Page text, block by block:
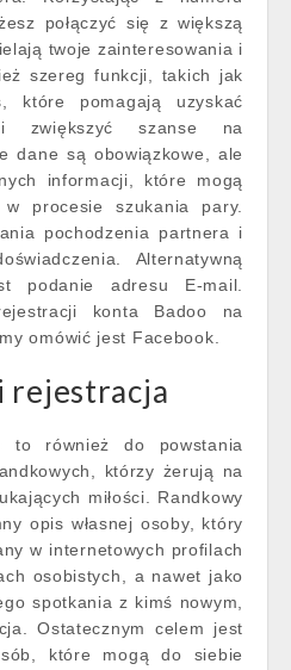
połączyć się z większą
twoje zainteresowania i
szereg funkcji, takich jak
które pomagają uzyskać
zwiększyć szanse na
dane są obowiązkowe, ale
informacji, które mogą
procesie szukania pary.
pochodzenia partnera i
Alternatywną
podanie adresu E-mail.
konta Badoo na
omówić jest Facebook.
rejestracja
to również do powstania
którzy żerują na
miłości. Randkowy
opis własnej osoby, który
w internetowych profilach
osobistych, a nawet jako
spotkania z kimś nowym,
Ostatecznym celem jest
które mogą do siebie